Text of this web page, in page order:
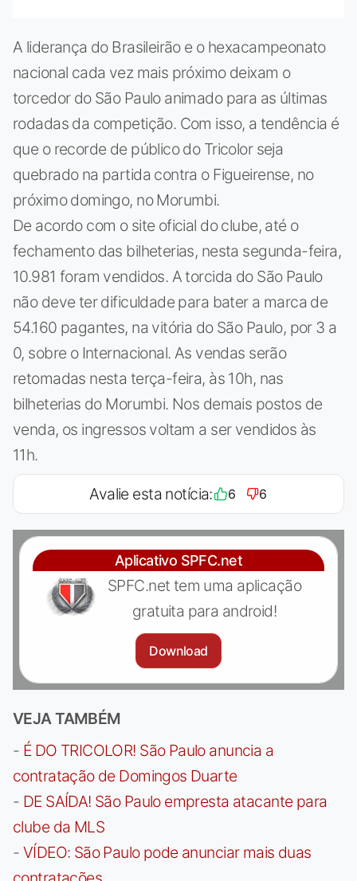
A liderança do Brasileirão e o hexacampeonato
nacional cada vez mais próximo deixam o
torcedor do São Paulo animado para as últimas
rodadas da competição. Com isso, a tendência é
que o recorde de público do Tricolor seja
quebrado na partida contra o Figueirense, no
próximo domingo, no Morumbi.
De acordo com o site oficial do clube, até o
fechamento das bilheterias, nesta segunda-feira,
10.981 foram vendidos. A torcida do São Paulo
não deve ter dificuldade para bater a marca de
54.160 pagantes, na vitória do São Paulo, por 3 a
0, sobre o Internacional. As vendas serão
retomadas nesta terça-feira, às 10h, nas
bilheterias do Morumbi. Nos demais postos de
venda, os ingressos voltam a ser vendidos às
11h.
Avalie esta notícia: 6 6
Aplicativo SPFC.net
SPFC.net tem uma aplicação
gratuita para android!
Download
VEJA TAMBÉM
- É DO TRICOLOR! São Paulo anuncia a
contratação de Domingos Duarte
- DE SAÍDA! São Paulo empresta atacante para
clube da MLS
- VÍDEO: São Paulo pode anunciar mais duas